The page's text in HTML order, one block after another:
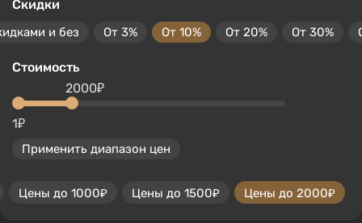
Скидки
и без От 3% От 10% От 20% От 30%
Стоимость
1₽
2000₽
Применить диапазон цен
Цены до 1000₽ Цены до 1500₽ Цены до 2000₽